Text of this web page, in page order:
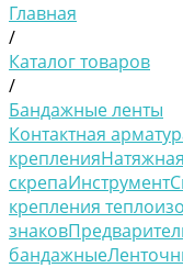
Главная
/
Каталог товаров
/
Бандажные ленты
Контактная
крепления
скрепаИнструмент
крепления
знаков
бандажные